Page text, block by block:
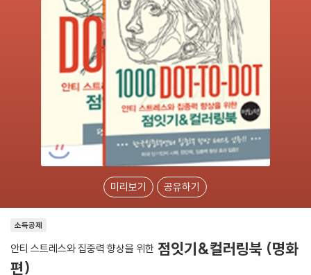
미리보기 공유하기
소득공제
안티 스트레스와 집중력 향상을 위한 점잇기&컬러링북 (명화
편)